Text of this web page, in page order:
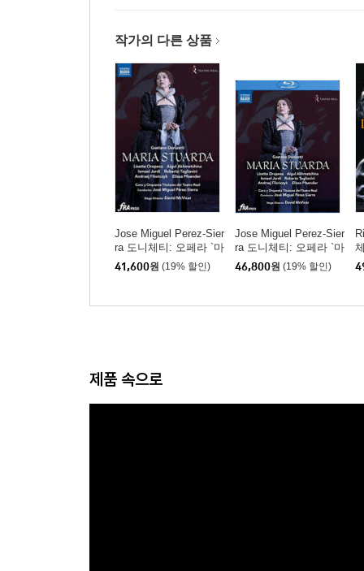
작가의 다른 상품
Jose Miguel Perez-Sier
ra 도니체티: 오페라 `마
리아 스투아르다` (Doni
zetti: Opera `Maria Stu
41,600원 (19% 할인)
Jose Miguel Perez-Sier
ra 도니체티: 오페라 `마
리아 스투아르다` (Doni
zetti: Opera `Maria Stu
46,800원 (19% 할인)
제품 속으로